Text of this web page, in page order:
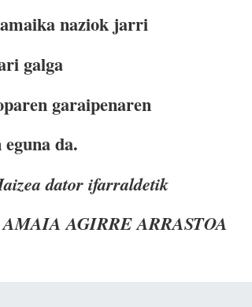
naziok jarri
galga
garaipenaren
da.
dator ifarraldetik
AGIRRE ARRASTOA